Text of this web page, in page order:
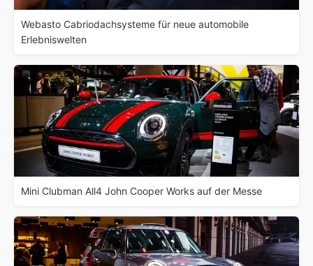
Webasto Cabriodachsysteme für neue automobile
Erlebniswelten
Mini Clubman All4 John Cooper Works auf der Messe